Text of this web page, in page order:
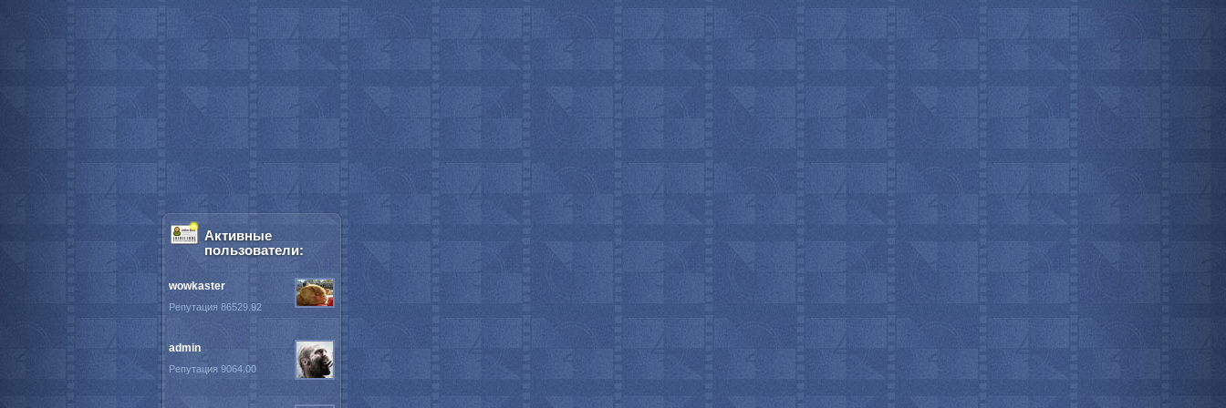
Активные
пользователи:
wowkaster
Репутация 86529.92
admin
Репутация 9064.00